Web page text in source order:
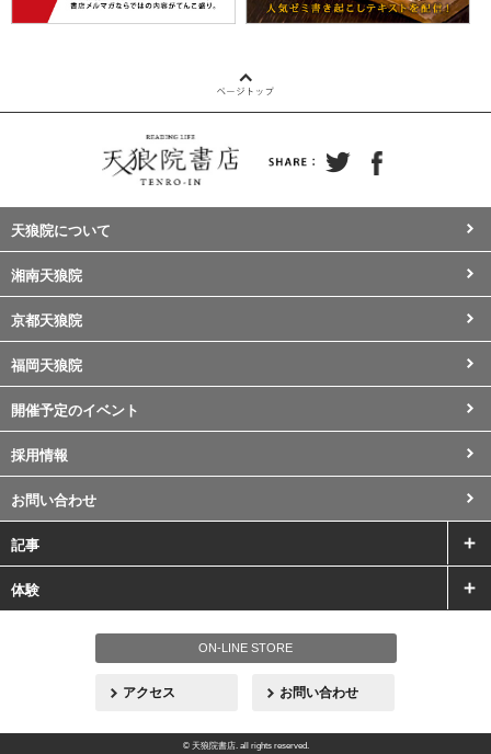
天狼院について
湘南天狼院
京都天狼院
福岡天狼院
開催予定のイベント
採用情報
お問い合わせ
記事
体験
ON-LINE STORE
アクセス お問い合わせ
© 天狼院書店. all rights reserved.